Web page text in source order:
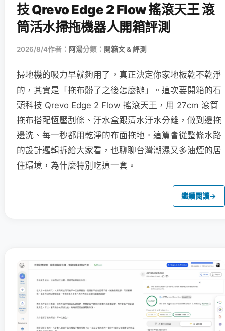
技 Qrevo Edge 2 Flow 搖滾天王 滾
筒活水掃拖機器人開箱評測
2026/8/4作者： 阿湯分類： 開箱文 & 評測
掃地機的吸力早就夠用了，真正決定你家地板乾不乾淨
的，其實是「拖布髒了之後怎麼辦」。這次要開箱的石
頭科技 Qrevo Edge 2 Flow 搖滾天王，用 27cm 滾筒
拖布搭配恆壓刮條、汙水盒跟清水汙水分離，做到邊拖
邊洗、每一秒都用乾淨的布面拖地。這篇會從整條水路
的設計邏輯拆給大家看，也聊聊台灣潮濕又多油煙的居
住環境，為什麼特別吃這一套。
繼續閱讀→